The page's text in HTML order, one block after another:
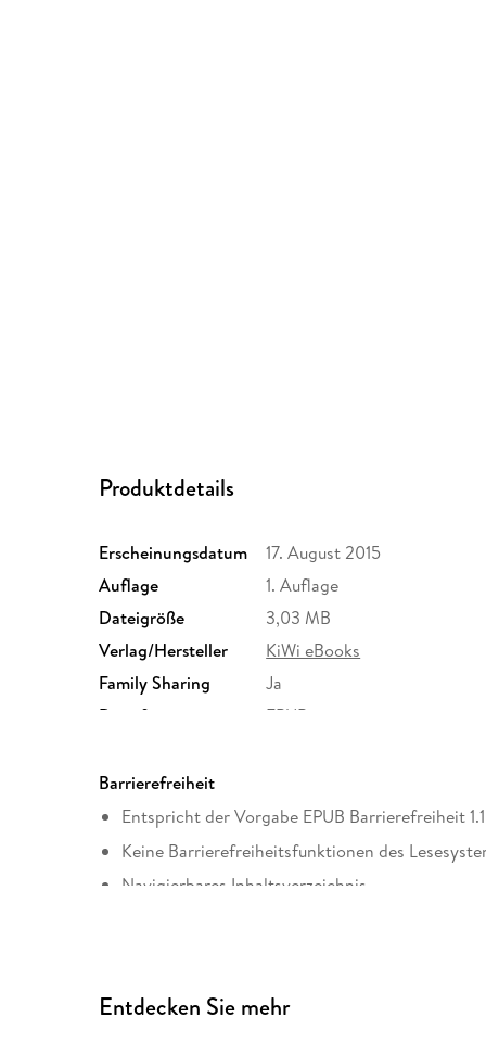
Produktdetails
Erscheinungsdatum 17. August 2015
Auflage
1. Auflage
Dateigröße
3,03 MB
Verlag/Hersteller
KiWi eBooks
Family Sharing
Ja
Dateiformat
EPUB
Barrierefreiheit
Entspricht der Vorgabe EPUB Barrierefreiheit 1.1
Keine Barrierefreiheitsfunktionen des
Navigierbares Inhaltsverzeichnis
Hoher Farbkontrast für bessere Lesbarkeit
Entdecken Sie mehr